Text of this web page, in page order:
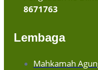
8671763
Lembaga
Mahkamah